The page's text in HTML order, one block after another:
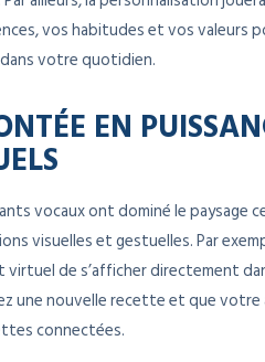
vos habitudes et vos valeurs
votre quotidien.
EN
vocaux ont dominé le
visuelles et gestuelles. Par
virtuel de s’afficher directement
une nouvelle recette et que
connectées.